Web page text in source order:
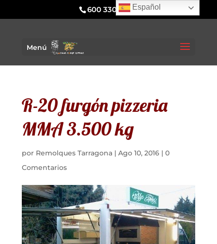
600 330 295
Menú
R-20 furgón pizzeria
MMA 3.500 kg
por Remolques Tarragona| Ago 10, 2016| 0
Comentarios
Español